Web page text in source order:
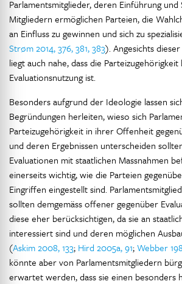
Parlamentsmitglieder, deren Einführung und
Mitgliedern ermöglichen Parteien, die
an Einfluss zu gewinnen und sich zu
Strøm 2014, 376, 381, 383). Angesichts
liegt auch nahe, dass die
Evaluationsnutzung ist.
Besonders aufgrund der Ideologie lassen
Begründungen herleiten, wieso sich
Parteizugehörigkeit in ihrer Offenheit
und deren Ergebnissen unterscheiden
Evaluationen mit staatlichen Massnahmen
einerseits wichtig, wie die Parteien
Eingriffen eingestellt sind.
sollten demgemäss offener gegenüber
diese eher berücksichtigen, da sie an
interessiert sind und deren möglichen
(Askim 2008, 133; Hird 2005a, 91;Webber
könnte aber von Parlamentsmitgliedern
erwartet werden, dass sie einen besonders